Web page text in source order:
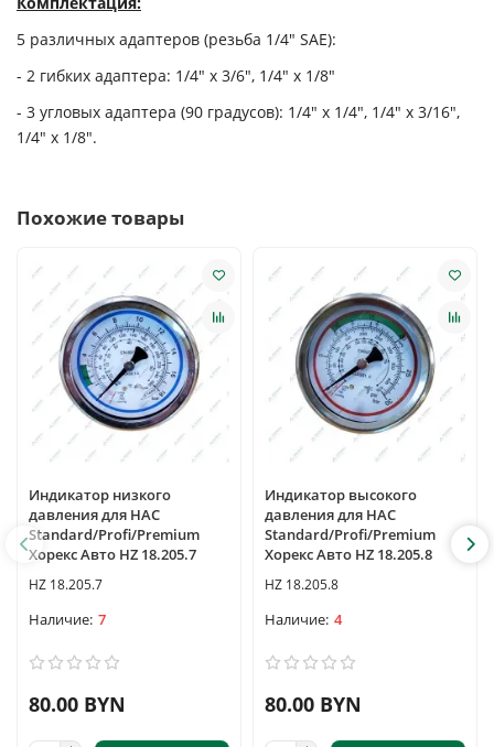
5 различных адаптеров (резьба 1/4" SAE):
- 2 гибких адаптера: 1/4" х 3/6", 1/4" х 1/8"
- 3 угловых адаптера (90 градусов): 1/4" х 1/4", 1/4" х 3/16",
1/4" х 1/8".
Похожие товары
Индикатор низкого
давления для HAC
Standard/Profi/Premium
Хорекс Авто HZ 18.205.7
HZ 18.205.7
7
80.00 BYN
Индикатор высокого
давления для HAC
Standard/Profi/Premium
Хорекс Авто HZ 18.205.8
HZ 18.205.8
4
80.00 BYN